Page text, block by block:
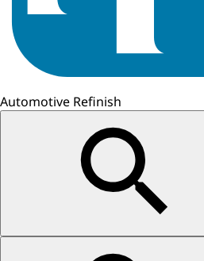
Automotive Refinish